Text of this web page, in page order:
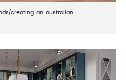
creating-an-australian-